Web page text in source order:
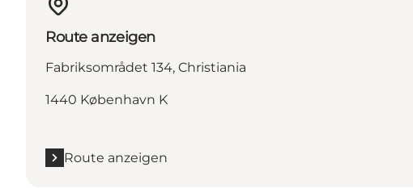
Route anzeigen
Fabriksområdet 134, Christiania
1440 København K
Route anzeigen